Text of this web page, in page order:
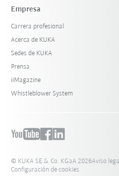
Empresa
Carrera profesional
Acerca de KUKA
Sedes de KUKA
Prensa
iiMagazine
Whistleblower System
© KUKA SE & Co. KGaA 2026Aviso legal
Configuración de cookies